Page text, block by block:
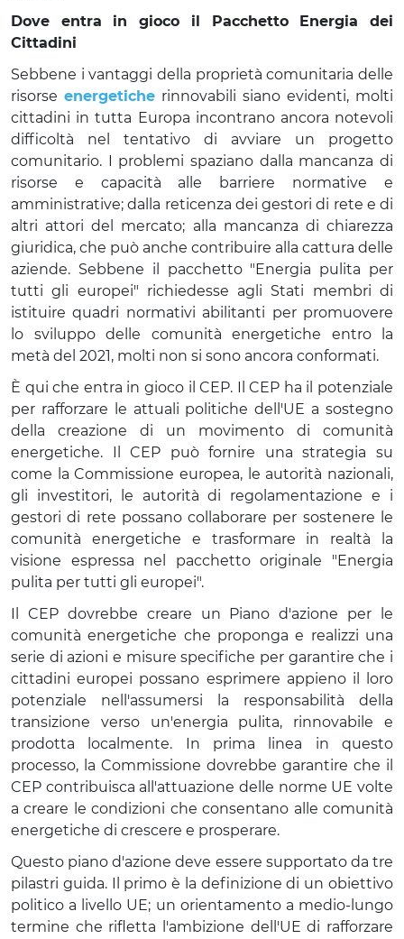
Dove entra in gioco il Pacchetto Energia dei
Cittadini
Sebbene i vantaggi della proprietà comunitaria delle
risorse energetiche rinnovabili siano evidenti, molti
cittadini in tutta Europa incontrano ancora notevoli
difficoltà nel tentativo di avviare un progetto
comunitario. I problemi spaziano dalla mancanza di
risorse e capacità alle barriere normative e
amministrative; dalla reticenza dei gestori di rete e di
altri attori del mercato; alla mancanza di chiarezza
giuridica, che può anche contribuire alla cattura delle
aziende. Sebbene il pacchetto "Energia pulita per
tutti gli europei" richiedesse agli Stati membri di
istituire quadri normativi abilitanti per promuovere
lo sviluppo delle comunità energetiche entro la
metà del 2021, molti non si sono ancora conformati.
È qui che entra in gioco il CEP. Il CEP ha il potenziale
per rafforzare le attuali politiche dell'UE a sostegno
della creazione di un movimento di comunità
energetiche. Il CEP può fornire una strategia su
come la Commissione europea, le autorità nazionali,
gli investitori, le autorità di regolamentazione e i
gestori di rete possano collaborare per sostenere le
comunità energetiche e trasformare in realtà la
visione espressa nel pacchetto originale "Energia
pulita per tutti gli europei".
Il CEP dovrebbe creare un Piano d'azione per le
comunità energetiche che proponga e realizzi una
serie di azioni e misure specifiche per garantire che i
cittadini europei possano esprimere appieno il loro
potenziale nell'assumersi la responsabilità della
transizione verso un'energia pulita, rinnovabile e
prodotta localmente. In prima linea in questo
processo, la Commissione dovrebbe garantire che il
CEP contribuisca all'attuazione delle norme UE volte
a creare le condizioni che consentano alle comunità
energetiche di crescere e prosperare.
Questo piano d'azione deve essere supportato da tre
pilastri guida. Il primo è la definizione di un obiettivo
politico a livello UE; un orientamento a medio-lungo
termine che rifletta l'ambizione dell'UE di rafforzare